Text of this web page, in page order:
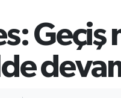
Geçiş